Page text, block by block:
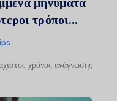
τρόποι...
χρόνος ανάγνωσης